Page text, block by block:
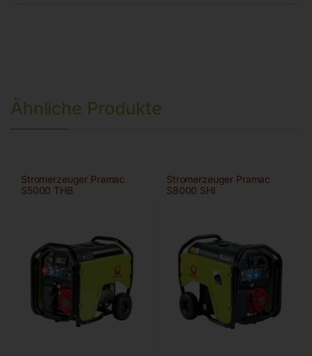
Ähnliche Produkte
Stromerzeuger Pramac
S5000 THB
Stromerzeuger Pramac
S8000 SHI